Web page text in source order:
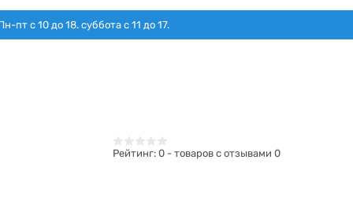
с 10 до 18. суббота с 11 до 17.
Рейтинг: 0 - товаров с отзывами 0